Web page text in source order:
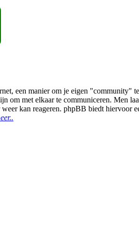
een manier om je eigen "community"
om met elkaar te communiceren. Men
kan reageren. phpBB biedt hiervoor